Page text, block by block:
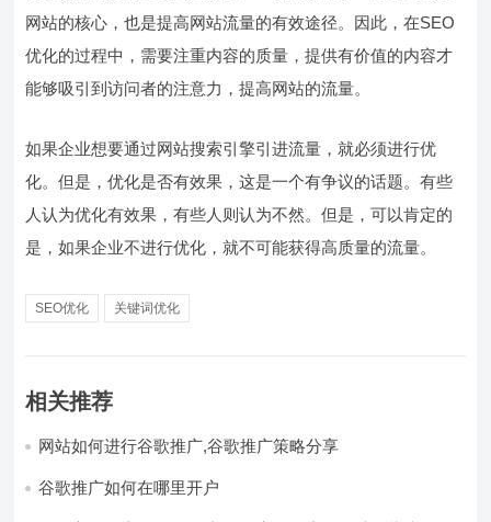
网站的核心，也是提高网站流量的有效途径。因此，在SEO
优化的过程中，需要注重内容的质量，提供有价值的内容才
能够吸引到访问者的注意力，提高网站的流量。
如果企业想要通过网站搜索引擎引进流量，就必须进行优
化。但是，优化是否有效果，这是一个有争议的话题。有些
人认为优化有效果，有些人则认为不然。但是，可以肯定的
是，如果企业不进行优化，就不可能获得高质量的流量。
SEO优化 关键词优化
相关推荐
网站如何进行谷歌推广,谷歌推广策略分享
谷歌推广如何在哪里开户